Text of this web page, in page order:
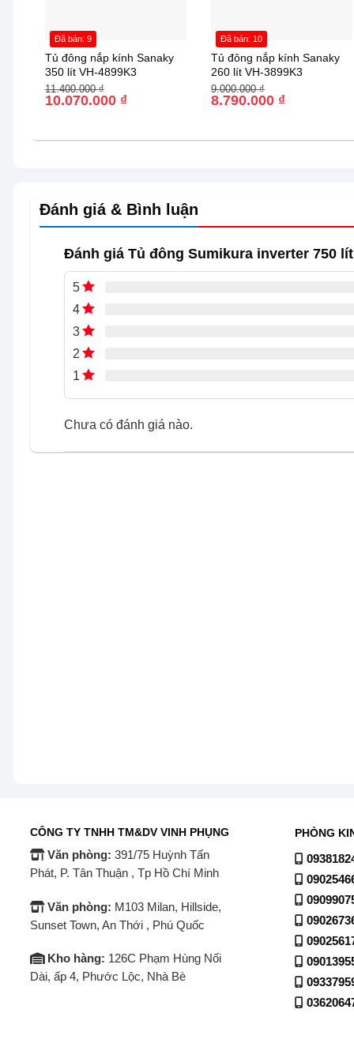
Hiệu suất làm lạnh và công nghệ của Tủ
Dàn lạnh đồng nguyên chất bền bỉ
Tủ đông nắp kính Sanaky
350 lít VH-4899K3
11.400.000₫
Giá
gốc
10.070.000 ₫
Giá
hiện
Đã bán: 9
Tủ đông nắp kính Sanaky
260 lít VH-3899K3
9.000.000₫
Giá
gốc
8.790.000 ₫
Giá
hiện
Đã bán: 10
Đánh giá & Bình luận
Đánh giá Tủ đông Sumikura inverter 750 lít
5
4
3
2
1
Chưa có đánh giá nào.
CÔNG TY TNHH TM&DV VINH PHỤNG
Văn phòng: 391/75 Huỳnh Tấn
Phát, P. Tân Thuận , Tp Hồ Chí Minh
Văn phòng: M103 Milan, Hillside,
Sunset Town, An Thới , Phú Quốc
Kho hàng: 126C Phạm Hùng Nối
Dài, ấp 4, Phước Lộc, Nhà Bè
PHÒNG